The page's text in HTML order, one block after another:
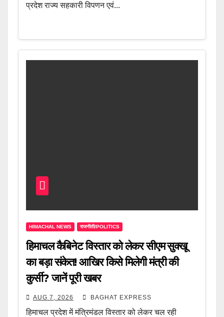
प्रदेश राज्य सहकारी विपणन एवं...
HIMACHAL NEWS राजनीती/POLITICS
हिमाचल कैबिनेट विस्तार को लेकर सीएम सुक्खू
का बड़ा संकेत! आखिर किसे मिलेगी मंत्री की
कुर्सी? जानें पूरी खबर
AUG 7, 2026 BAGHAT EXPRESS
हिमाचल प्रदेश में मंत्रिमंडल विस्तार को लेकर चल रही